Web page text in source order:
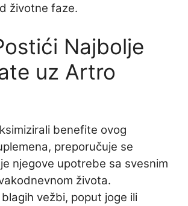
životne faze.
Najbolje
uz Artro
benefite ovog
preporučuje se
njegove upotrebe sa svesnim
života.
vežbi, poput joge ili